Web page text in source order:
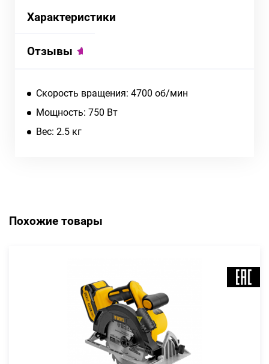
Характеристики
Отзывы
Скорость вращения: 4700 об/мин
Мощность: 750 Вт
Вес: 2.5 кг
Похожие товары